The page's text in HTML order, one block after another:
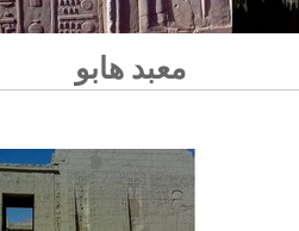
معبد هابو